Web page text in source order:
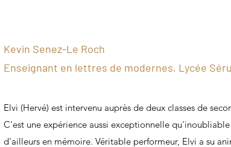
Kevin Senez-Le Roch
Enseignant en lettres de modernes, Lycée
Elvi (Hervé) est intervenu auprès de deux classes de
C'est une expérience aussi exceptionnelle
d'ailleurs en mémoire. Véritable performeur, Elvi a su